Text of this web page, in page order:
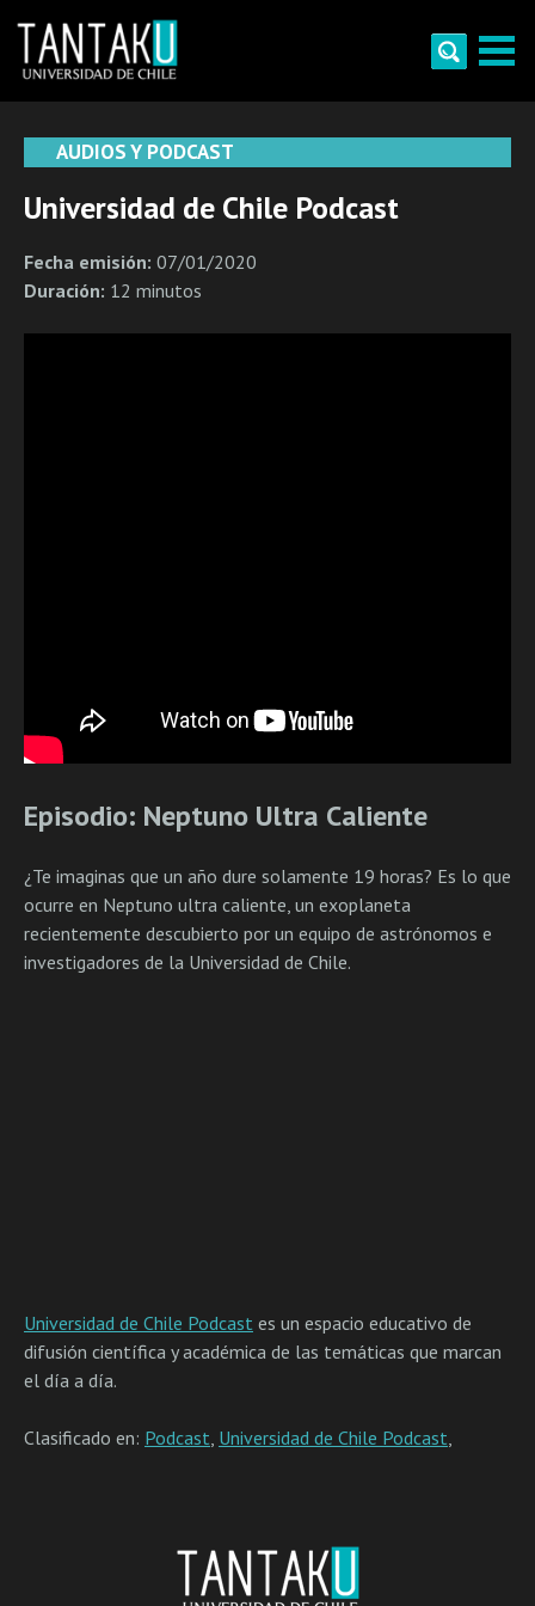
content
AUDIOS Y PODCAST
Universidad de Chile Podcast
Fecha emisión: 07/01/2020
Duración: 12 minutos
Episodio: Neptuno Ultra Caliente
¿Te imaginas que un año dure solamente 19 horas? Es lo que
ocurre en Neptuno ultra caliente, un exoplaneta
recientemente descubierto por un equipo de astrónomos e
investigadores de la Universidad de Chile.
Universidad de Chile Podcast es un espacio educativo de
difusión científica y académica de las temáticas que marcan
el día a día.
Clasificado en: Podcast, Universidad de Chile Podcast,